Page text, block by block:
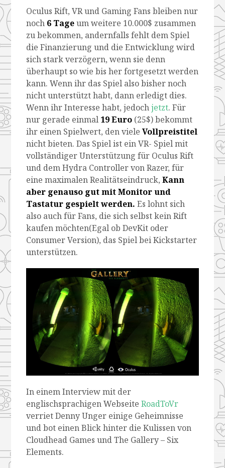
Oculus Rift, VR und Gaming Fans bleiben nur
noch 6 Tageum weitere 10.000$ zusammen
zu bekommen, andernfalls fehlt dem Spiel
die Finanzierung und die Entwicklung wird
sich stark verzögern, wenn sie denn
überhaupt so wie bis her fortgesetzt werden
kann. Wenn ihr das Spiel also bisher noch
nicht unterstützt habt, dann erledigt dies.
Wenn ihr Interesse habt, jedochjetzt. Für
nur gerade einmal 19 Euro (25$) bekommt
ihr einen Spielwert, den vieleVollpreistitel
nicht bieten. Das Spiel ist ein VR- Spiel mit
vollständiger Unterstützung für Oculus Rift
und dem Hydra Controller von Razer, für
eine maximalen Realitätseindruck,Kann
aber genauso gut mit Monitor und
Tastatur gespielt werden. Es lohnt sich
also auch für Fans, die sich selbst kein Rift
kaufen möchten(Egal ob DevKit oder
Consumer Version), das Spiel bei Kickstarter
unterstützen.
In einem Interview mit der
englischsprachigen WebseiteRoadToVr
verriet Denny Unger einige Geheimnisse
und bot einen Blick hinter die Kulissen von
Cloudhead Games und The Gallery – Six
Elements.